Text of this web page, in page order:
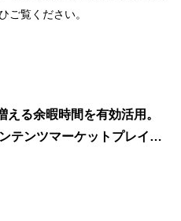
ご覧ください。
る余暇時間を有効活用。
テンツマーケットプレイ
リニューアル